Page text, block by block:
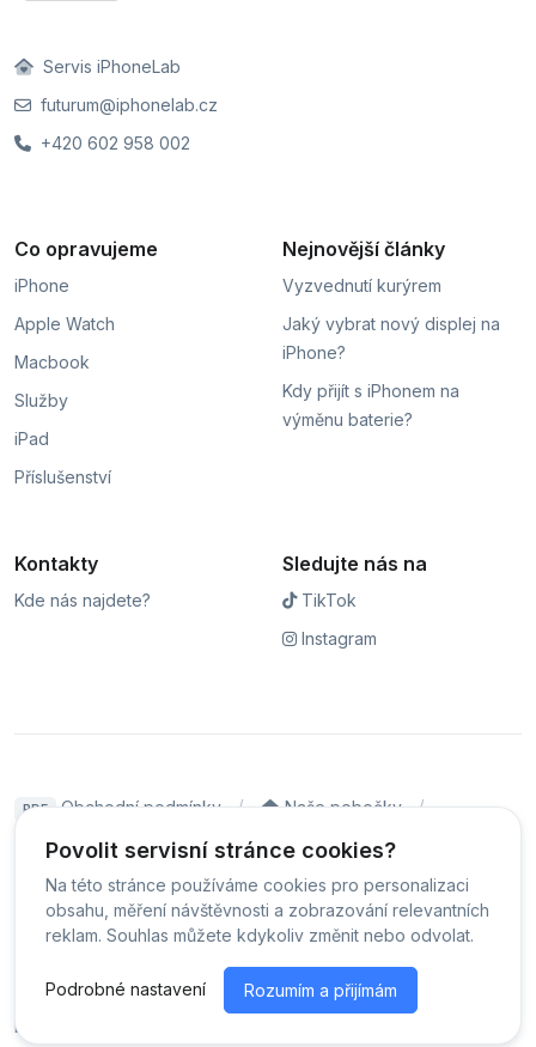
Povolit servisní stránce cookies?
Na této stránce používáme cookies pro personalizaci
obsahu, měření návštěvnosti a zobrazování relevantních
reklam. Souhlas můžete kdykoliv změnit nebo odvolat.
Podrobné nastavení Rozumím a přijímám
Servis iPhoneLab
futurum@iphonelab.cz
+420 602 958 002
Co opravujeme
iPhone
Apple Watch
Macbook
Služby
iPad
Příslušenství
Nejnovější články
Vyzvednutí kurýrem
Jaký vybrat nový displej na
iPhone?
Kdy přijít s iPhonem na
výměnu baterie?
Kontakty
Kde nás najdete?
Sledujte nás na
TikTok
Instagram
PDF Obchodní podmínky
Naše pobočky
Hodnocení
Sledování stavu zakázky
Čeština
© Servis iPhoneLab - 2026 - Všechna práva vyhrazena.
Změnit preference cookies
Běžíme na